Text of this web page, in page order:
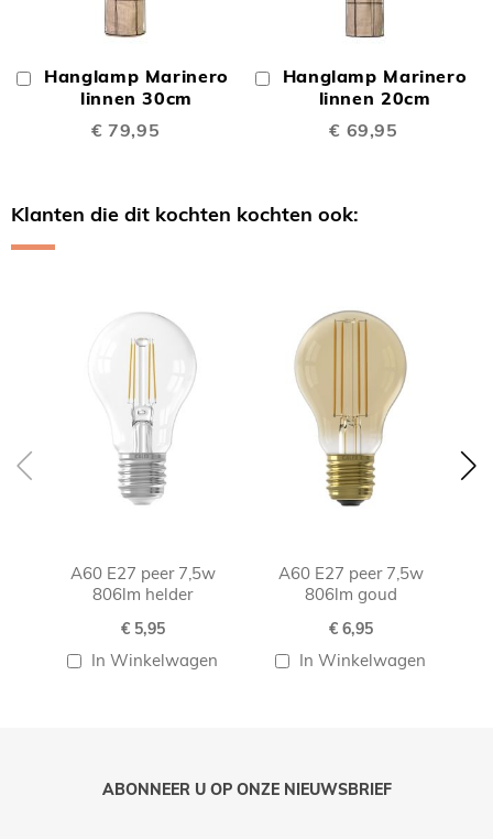
Hanglamp Marinero
linnen 30cm
€ 79,95
In
Winkelwagen
Hanglamp Marinero
linnen 20cm
€ 69,95
In
Winkelwagen
Klanten die dit kochten kochten ook:
A60 E27 peer 7,5w
806lm helder
€ 5,95
In Winkelwagen
A60 E27 peer 7,5w
806lm goud
€ 6,95
In Winkelwagen
ABONNEER U OP ONZE NIEUWSBRIEF